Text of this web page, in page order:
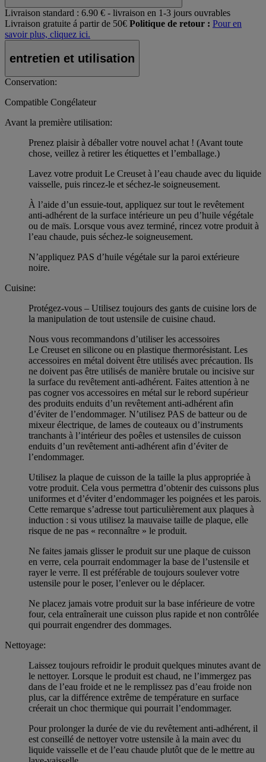
Livraison standard : 6.90 € - livraison en 1-3 jours ouvrables
Livraison gratuite á partir de 50€ Politique de retour : Pour en
savoir plus, cliquez ici.
entretien et utilisation
Conservation:
Compatible Congélateur
Avant la première utilisation:
Prenez plaisir à déballer votre nouvel achat ! (Avant toute
chose, veillez à retirer les étiquettes et l’emballage.)
Lavez votre produit Le Creuset à l’eau chaude avec du liquide
vaisselle, puis rincez-le et séchez-le soigneusement.
À l’aide d’un essuie-tout, appliquez sur tout le revêtement
anti-adhérent de la surface intérieure un peu d’huile végétale
ou de maïs. Lorsque vous avez terminé, rincez votre produit à
l’eau chaude, puis séchez-le soigneusement.
N’appliquez PAS d’huile végétale sur la paroi extérieure
noire.
Cuisine:
Protégez-vous – Utilisez toujours des gants de cuisine lors de
la manipulation de tout ustensile de cuisine chaud.
Nous vous recommandons d’utiliser les accessoires
Le Creuset en silicone ou en plastique thermorésistant. Les
accessoires en métal doivent être utilisés avec précaution. Ils
ne doivent pas être utilisés de manière brutale ou incisive sur
la surface du revêtement anti-adhérent. Faites attention à ne
pas cogner vos accessoires en métal sur le rebord supérieur
des produits enduits d’un revêtement anti-adhérent afin
d’éviter de l’endommager. N’utilisez PAS de batteur ou de
mixeur électrique, de lames de couteaux ou d’instruments
tranchants à l’intérieur des poêles et ustensiles de cuisson
enduits d’un revêtement anti-adhérent afin d’éviter de
l’endommager.
Utilisez la plaque de cuisson de la taille la plus appropriée à
votre produit. Cela vous permettra d’obtenir des cuissons plus
uniformes et d’éviter d’endommager les poignées et les parois.
Cette remarque s’adresse tout particulièrement aux plaques à
induction : si vous utilisez la mauvaise taille de plaque, elle
risque de ne pas « reconnaître » le produit.
Ne faites jamais glisser le produit sur une plaque de cuisson
en verre, cela pourrait endommager la base de l’ustensile et
rayer le verre. Il est préférable de toujours soulever votre
ustensile pour le poser, l’enlever ou le déplacer.
Ne placez jamais votre produit sur la base inférieure de votre
four, cela entraînerait une cuisson plus rapide et non contrôlée
qui pourrait engendrer des dommages.
Nettoyage:
Laissez toujours refroidir le produit quelques minutes avant de
le nettoyer. Lorsque le produit est chaud, ne l’immergez pas
dans de l’eau froide et ne le remplissez pas d’eau froide non
plus, car la différence extrême de température en surface
créerait un choc thermique qui pourrait l’endommager.
Pour prolonger la durée de vie du revêtement anti-adhérent, il
est conseillé de nettoyer votre ustensile à la main avec du
liquide vaisselle et de l’eau chaude plutôt que de le mettre au